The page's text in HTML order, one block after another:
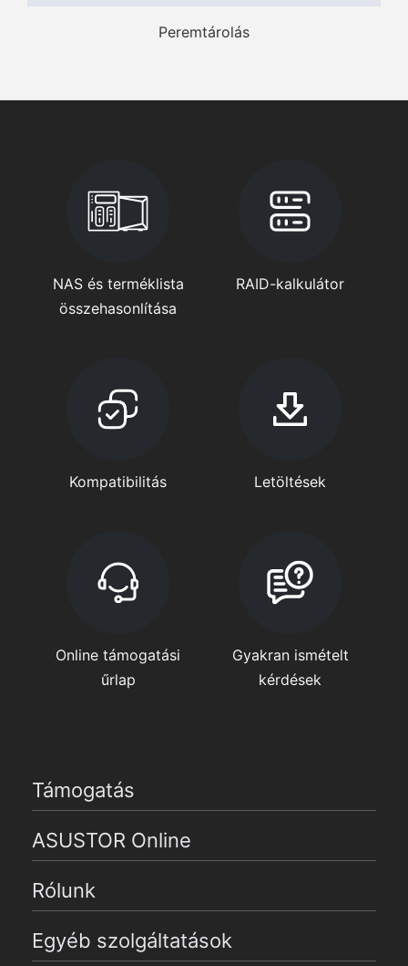
Peremtárolás
NAS és terméklista
összehasonlítása
RAID-kalkulátor
Kompatibilitás Letöltések
Online támogatási
űrlap
Gyakran ismételt
kérdések
Támogatás
ASUSTOR Online
Rólunk
Egyéb szolgáltatások